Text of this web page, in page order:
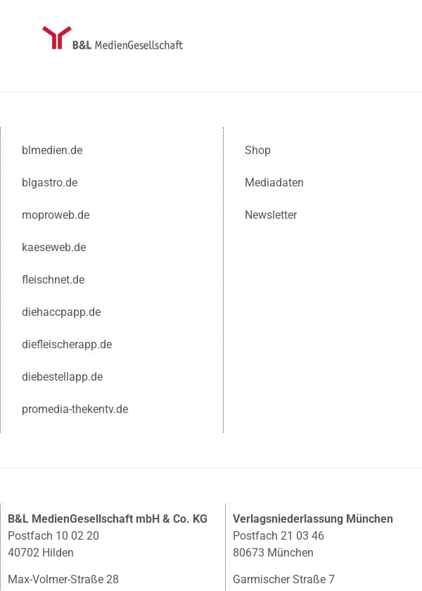
blmedien.de
blgastro.de
moproweb.de
kaeseweb.de
fleischnet.de
diehaccpapp.de
diefleischerapp.de
diebestellapp.de
promedia-thekentv.de
Shop
Mediadaten
Newsletter
B&L MedienGesellschaft mbH & Co. KG
Postfach 10 02 20
40702 Hilden
Max-Volmer-Straße 28
Verlagsniederlassung München
Postfach 21 03 46
80673 München
Garmischer Straße 7